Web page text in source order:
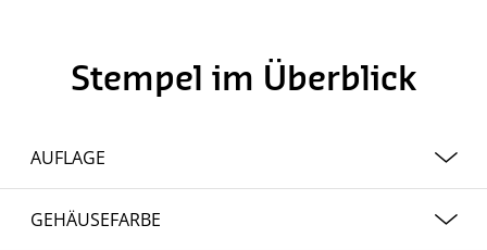
Stempel im Überblick
AUFLAGE
GEHÄUSEFARBE